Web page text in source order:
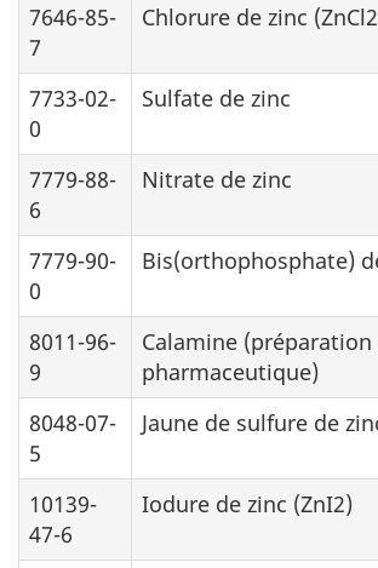
7646-85-
7
Chlorure de zinc
7733-02-
0
Sulfate de zinc
7779-88-
6
Nitrate de zinc
7779-90-
0
Bis(orthophosphate)
8011-96-
9
Calamine (préparation
pharmaceutique)
8048-07-
5
Jaune de sulfure de
10139-
47-6
Iodure de zinc (ZnI2)